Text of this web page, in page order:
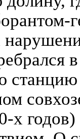
станцию
х